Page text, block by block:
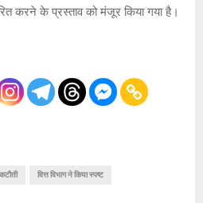
करने के प्रस्ताव को मंजूर किया गया है।
वित्त विभाग ने किया स्पष्ट